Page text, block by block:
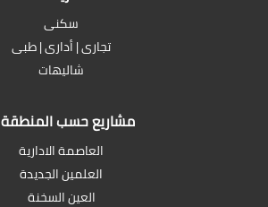
سكنى
تجارى | أدارى | طبى
شاليهات
مشاريع حسب المنطقة
العاصمة الادارية
العلمين الجديدة
العين السخنة